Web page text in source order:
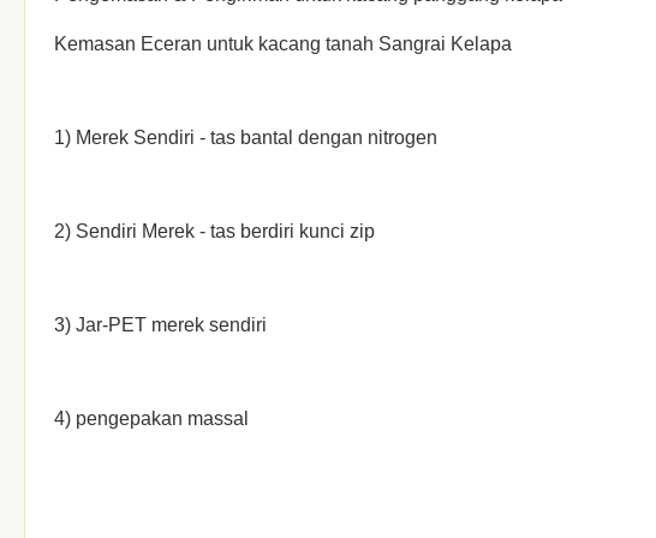
Kemasan Eceran untuk kacang tanah Sangrai Kelapa
1) Merek Sendiri - tas bantal dengan nitrogen
2) Sendiri Merek - tas berdiri kunci zip
3) Jar-PET merek sendiri
4) pengepakan massal